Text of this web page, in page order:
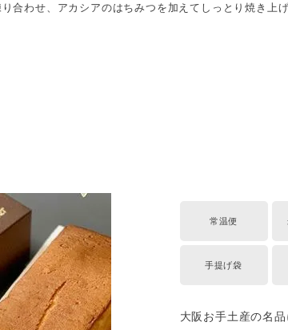
合わせ、アカシアのはちみつを加えてしっとり焼き上
常温便
手提げ袋
大阪お手土産の名